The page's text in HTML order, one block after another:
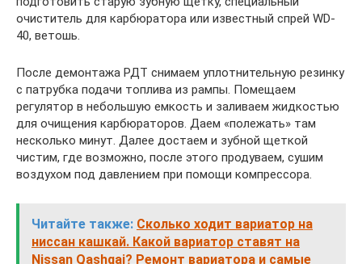
очиститель для карбюратора или известный спрей WD-
40, ветошь.
После демонтажа РДТ снимаем уплотнительную резинку
с патрубка подачи топлива из рампы. Помещаем
регулятор в небольшую емкость и заливаем жидкостью
для очищения карбюраторов. Даем «полежать» там
несколько минут. Далее достаем и зубной щеткой
чистим, где возможно, после этого продуваем, сушим
воздухом под давлением при помощи компрессора.
Читайте также: Сколько ходит вариатор на
ниссан кашкай. Какой вариатор ставят на
Nissan Qashqai? Ремонт вариатора и самые